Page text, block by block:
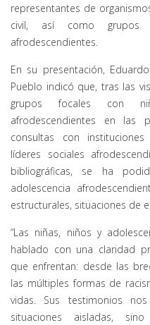
representantes de
civil, así como grupos
afrodescendientes.
En su presentación,
Pueblo indicó que, tras las
grupos focales con
afrodescendientes en las
consultas con
líderes sociales
bibliográficas, se ha
adolescencia
estructurales, situaciones de
“Las niñas, niños y
hablado con una claridad
que enfrentan: desde las
las múltiples formas de
vidas. Sus testimonios
situaciones aisladas,